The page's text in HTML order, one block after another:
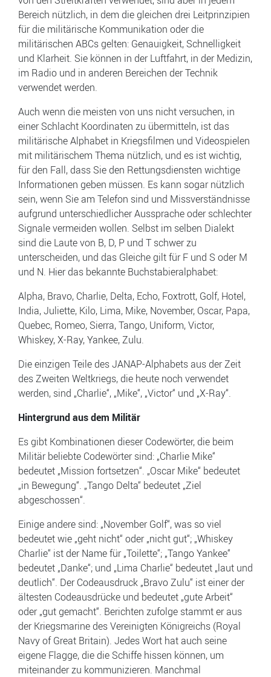
Bereich nützlich, in dem die gleichen drei Leitprinzipien
für die militärische Kommunikation oder die
militärischen ABCs gelten: Genauigkeit, Schnelligkeit
und Klarheit. Sie können in der Luftfahrt, in der Medizin,
im Radio und in anderen Bereichen der Technik
verwendet werden.
Auch wenn die meisten von uns nicht versuchen, in
einer Schlacht Koordinaten zu übermitteln, ist das
militärische Alphabet in Kriegsfilmen und Videospielen
mit militärischem Thema nützlich, und es ist wichtig,
für den Fall, dass Sie den Rettungsdiensten wichtige
Informationen geben müssen. Es kann sogar nützlich
sein, wenn Sie am Telefon sind und Missverständnisse
aufgrund unterschiedlicher Aussprache oder schlechter
Signale vermeiden wollen. Selbst im selben Dialekt
sind die Laute von B, D, P und T schwer zu
unterscheiden, und das Gleiche gilt für F und S oder M
und N. Hier das bekannte Buchstabieralphabet:
Alpha, Bravo, Charlie, Delta, Echo, Foxtrott, Golf, Hotel,
India, Juliette, Kilo, Lima, Mike, November, Oscar, Papa,
Quebec, Romeo, Sierra, Tango, Uniform, Victor,
Whiskey, X-Ray, Yankee, Zulu.
Die einzigen Teile des JANAP-Alphabets aus der Zeit
des Zweiten Weltkriegs, die heute noch verwendet
werden, sind „Charlie“, „Mike“, „Victor“ und „X-Ray“.
Hintergrund aus dem Militär
Es gibt Kombinationen dieser Codewörter, die beim
Militär beliebte Codewörter sind: „Charlie Mike“
bedeutet „Mission fortsetzen“. „Oscar Mike“ bedeutet
„in Bewegung“. „Tango Delta“ bedeutet „Ziel
abgeschossen“.
Einige andere sind: „November Golf“, was so viel
bedeutet wie „geht nicht“ oder „nicht gut“; „Whiskey
Charlie“ ist der Name für „Toilette“; „Tango Yankee“
bedeutet „Danke“; und „Lima Charlie“ bedeutet „laut und
deutlich“. Der Codeausdruck „Bravo Zulu“ ist einer der
ältesten Codeausdrücke und bedeutet „gute Arbeit“
oder „gut gemacht“. Berichten zufolge stammt er aus
der Kriegsmarine des Vereinigten Königreichs (Royal
Navy of Great Britain). Jedes Wort hat auch seine
eigene Flagge, die die Schiffe hissen können, um
miteinander zu kommunizieren. Manchmal